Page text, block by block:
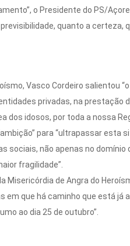
o Presidente do PS/
quanto a certeza,
Vasco Cordeiro salientou
privadas, na prestação
dos idosos, por toda a nossa
para “ultrapassar esta
sociais, não apenas no
fragilidade”.
de Angra do
em que há caminho que está
ao dia 25 de outubro”.